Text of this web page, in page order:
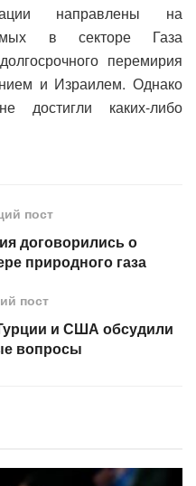
направлены на
в секторе Газа
перемирия
и Израилем. Однако
каких-либо
пост
договорились о
природного газа
пост
и США обсудили
вопросы